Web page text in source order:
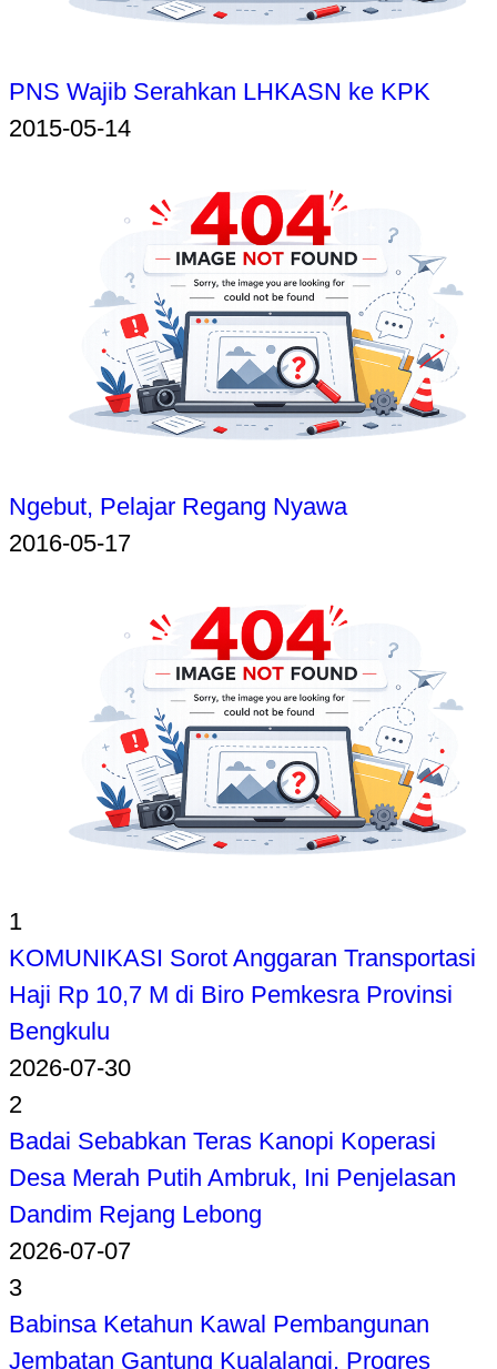
PNS Wajib Serahkan LHKASN ke KPK
2015-05-14
Ngebut, Pelajar Regang Nyawa
2016-05-17
1
KOMUNIKASI Sorot Anggaran Transportasi
Haji Rp 10,7 M di Biro Pemkesra Provinsi
Bengkulu
2026-07-30
2
Badai Sebabkan Teras Kanopi Koperasi
Desa Merah Putih Ambruk, Ini Penjelasan
Dandim Rejang Lebong
2026-07-07
3
Babinsa Ketahun Kawal Pembangunan
Jembatan Gantung Kualalangi, Progres